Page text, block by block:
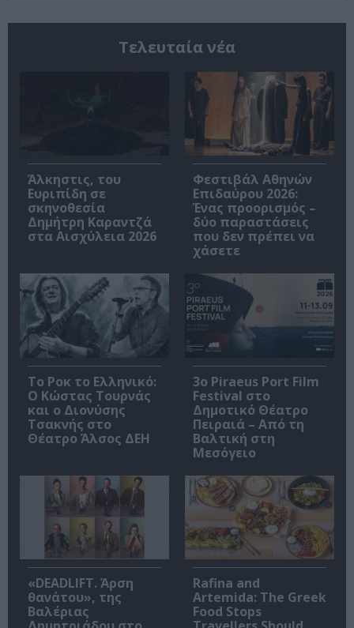
Τελευταία νέα
Άλκηστις, του
Ευριπίδη σε
σκηνοθεσία
Δημήτρη Καραντζά
στα Αισχύλεια 2026
Φεστιβάλ Αθηνών
Επιδαύρου 2026:
Ένας προορισμός –
δύο παραστάσεις
που δεν πρέπει να
χάσετε
Το Ροκ το Ελληνικό:
Ο Κώστας Τουρνάς
και ο Διονύσης
Τσακνής στο
Θέατρο Άλσος ΔΕΗ
3o Piraeus Port Film
Festival στο
Δημοτικό Θέατρο
Πειραιά – Από τη
Βαλτική στη
Μεσόγειο
«DEADLIFT. Άρση
θανάτου», της
Βαλέριας
Rafina and
Artemida: The Greek
Food Stops